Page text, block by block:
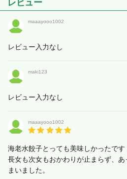
レビュー
maaayooo1002
レビュー入力なし
maki123
レビュー入力なし
maaayooo1002
海老水餃子とっても美味しかったです
長女も次女もおかわりが止まらず、
まいました。